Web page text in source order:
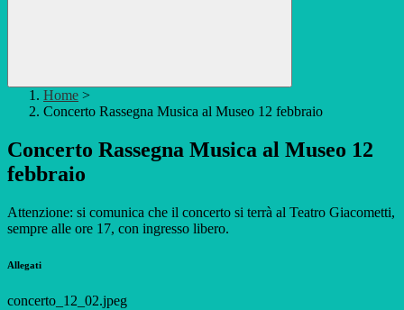
Home >
Concerto Rassegna Musica al Museo 12 febbraio
Concerto Rassegna Musica al Museo 12
febbraio
Attenzione: si comunica che il concerto si terrà al Teatro Giacometti,
sempre alle ore 17, con ingresso libero.
Allegati
concerto_12_02.jpeg